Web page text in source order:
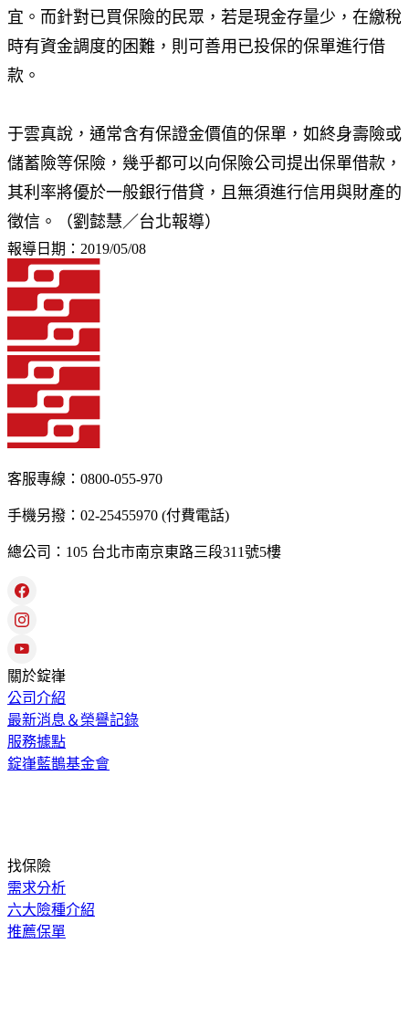
宜。而針對已買保險的民眾，若是現金存量少，在繳稅
時有資金調度的困難，則可善用已投保的保單進行借
款。
于雲真說，通常含有保證金價值的保單，如終身壽險或
儲蓄險等保險，幾乎都可以向保險公司提出保單借款，
其利率將優於一般銀行借貸，且無須進行信用與財產的
徵信。（劉懿慧／台北報導）
報導日期：2019/05/08
客服專線：0800-055-970
手機另撥：02-25455970 (付費電話)
總公司：105 台北市南京東路三段311號5樓
關於錠嵂
公司介紹
最新消息＆榮譽記錄
服務據點
錠嵂藍鵲基金會
找保險
需求分析
六大險種介紹
推薦保單